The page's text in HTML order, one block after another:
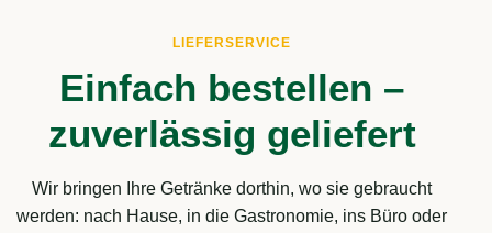
LIEFERSERVICE
Einfach bestellen –
zuverlässig geliefert
Wir bringen Ihre Getränke dorthin, wo sie gebraucht
werden: nach Hause, in die Gastronomie, ins Büro oder